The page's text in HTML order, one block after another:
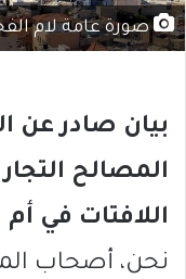
صورة عامة لام
بيان صادر عن
المصالح
اللافتات في
نحن، أصحاب